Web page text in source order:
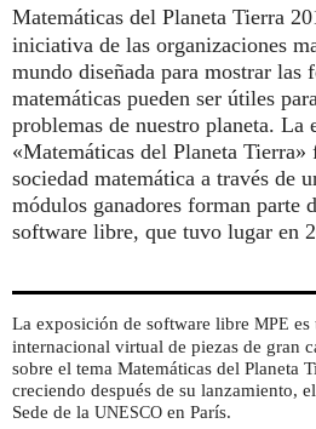
Matemáticas del Planeta Tierra
iniciativa de las organizaciones
mundo diseñada para mostrar las
matemáticas pueden ser útiles
problemas de nuestro planeta. La
«Matemáticas del Planeta Tierra»
sociedad matemática a través de
módulos ganadores forman parte
software libre, que tuvo lugar en
La exposición de software libre MPE es
internacional virtual de piezas de gran
sobre el tema Matemáticas del Planeta
creciendo después de su lanzamiento,
Sede de la UNESCO en París.